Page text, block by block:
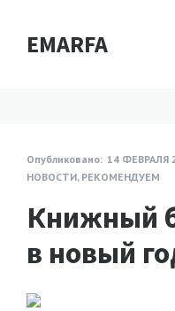
EMARFA
Опубликовано: 14 ФЕВРАЛЯ
НОВОСТИ, РЕКОМЕНДУЕМ
Книжный
в новый